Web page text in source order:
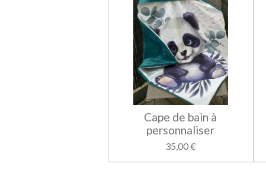
Cape de bain à
personnaliser
35,00 €